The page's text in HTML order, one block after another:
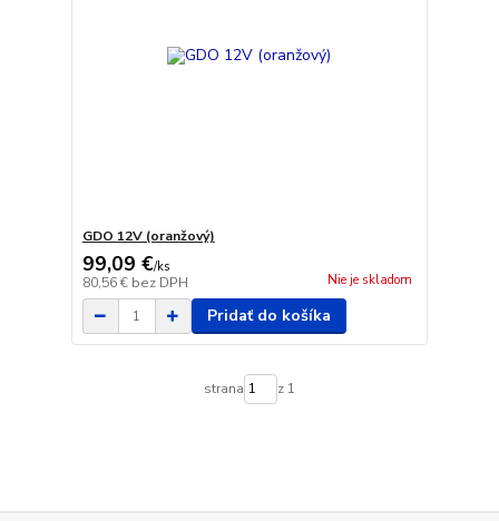
GDO 12V (oranžový)
99,09 €/ks
80,56 € bez DPH Nie je skladom
Pridať do košíka
strana z 1